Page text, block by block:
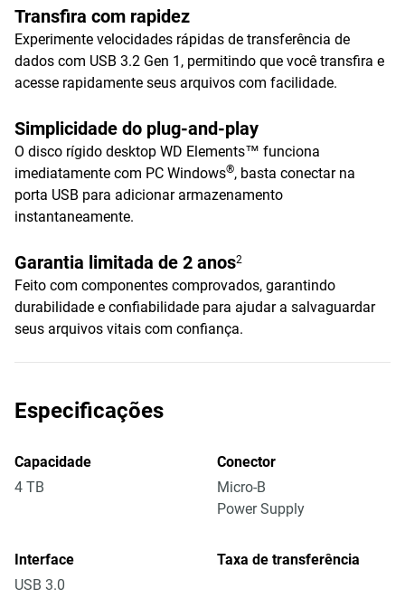
Transfira com rapidez
Experimente velocidades rápidas de transferência de
dados com USB 3.2 Gen 1, permitindo que você transfira e
acesse rapidamente seus arquivos com facilidade.
Simplicidade do plug-and-play
O disco rígido desktop WD Elements™ funciona
imediatamente com PC Windows®, basta conectar na
porta USB para adicionar armazenamento
instantaneamente.
Garantia limitada de 2 anos2
Feito com componentes comprovados, garantindo
durabilidade e confiabilidade para ajudar a salvaguardar
seus arquivos vitais com confiança.
Especificações
Capacidade
4 TB
Conector
Micro-B
Power Supply
Interface
USB 3.0
Taxa de transferência